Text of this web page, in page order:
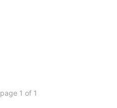
page 1 of 1